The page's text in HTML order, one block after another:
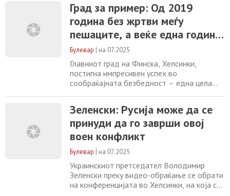
сериозно предупредување – „Кина е
подготвена за напад“. Во интервју за Sky
News, заменик-министерот за надворешни
работи на Тајван, Ву Чих-чунг, порача дека
„граѓаните
Град за пример: Од 2019
година без жртви меѓу
пешаците, а веќе една година
и без загинати во сообраќајот
Булевар | на 07.2025
Главниот град на Финска, Хелсинки,
постигна импресивен успех во
сообраќајната безбедност – една цела
градот не е регистрирана ниту една
фатална сообраќајна несреќа, што го
прави пример за останатите европски
метрополи. Овој историски резултат не е
постигнат со една единствена
Зеленски: Русија може да се
принуди да го заврши овој
воен конфликт
Булевар | на 07.2025
Украинскиот претседател Володимир
Зеленски преку видео-обраќање се обрати
на конференцијата во Хелсинки, на која се